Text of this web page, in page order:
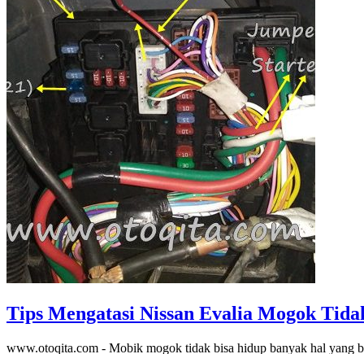
Tips Mengatasi Nissan Evalia Mogok
www.otoqita.com - Mobik mogok tidak bisa hidup banyak hal yang